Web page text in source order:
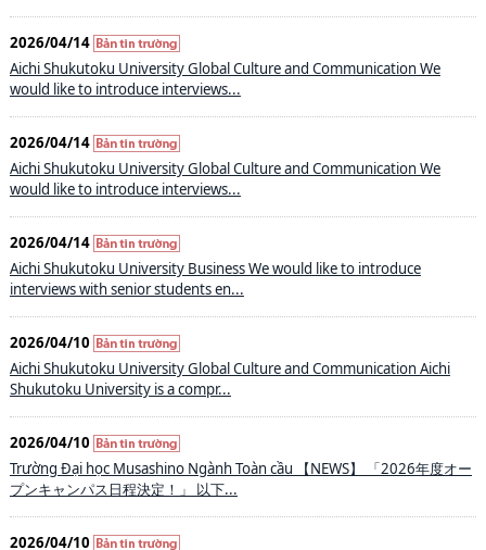
2026/04/14
Aichi Shukutoku University Global Culture and Communication We
would like to introduce interviews...
2026/04/14
Aichi Shukutoku University Global Culture and Communication We
would like to introduce interviews...
2026/04/14
Aichi Shukutoku University Business We would like to introduce
interviews with senior students en...
2026/04/10
Aichi Shukutoku University Global Culture and Communication Aichi
Shukutoku University is a compr...
2026/04/10
Trường Đại học Musashino Ngành Toàn cầu 【NEWS】 「2026年度オー
プンキャンパス日程決定！」 以下...
2026/04/10